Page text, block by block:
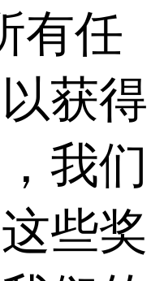
有任
获得
我们
些奖